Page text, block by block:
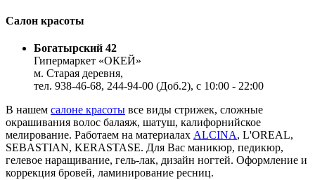
Салон красоты
Богатырский 42
Гипермаркет «ОКЕЙ»
м. Старая деревня,
тел. 938-46-68, 244-94-00 (Доб.2), c 10:00 - 22:00
В нашем салоне красоты все виды стрижек, сложные
окрашивания волос балаяж, шатуш, калифорнийское
мелирование. Работаем на материалах ALCINA, L'OREAL,
SEBASTIAN, KERASTASE. Для Вас маникюр, педикюр,
гелевое наращивание, гель-лак, дизайн ногтей. Оформление и
коррекция бровей, ламинирование ресниц.